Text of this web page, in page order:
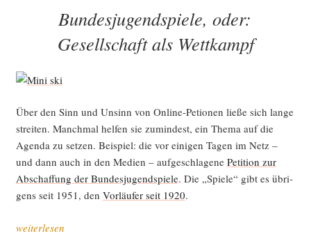
Bundesjugendspiele, oder:
Gesellschaft als Wettkampf
Über den Sinn und Unsinn von Online-Petio­nen lie­ße sich lan­ge
strei­ten. Manch­mal hel­fen sie zumin­dest, ein The­ma auf die
Agen­da zu set­zen. Bei­spiel: die vor eini­gen Tagen im Netz –
und dann auch in den Medi­en – auf­ge­schla­ge­ne Peti­ti­on zur
Abschaf­fung der Bun­des­ju­gend­spie­le. Die „Spie­le“ gibt es übri­
gens seit 1951, den Vor­läu­fer seit 1920.
„Bun­
weiterlesen